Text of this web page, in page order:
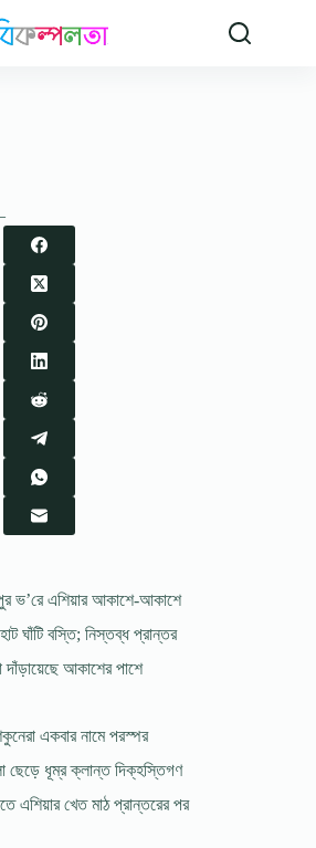
ভ’রে এশিয়ার আকাশে-আকাশে
ঘাঁটি বস্তি; নিস্তব্ধ প্রান্তর
দাঁড়ায়েছে আকাশের পাশে
একবার নামে পরস্পর
ছেড়ে ধূম্র ক্লান্ত দিক্‌হস্তিগণ
এশিয়ার খেত মাঠ প্রান্তরের পর